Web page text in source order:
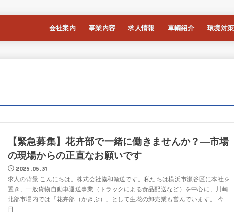
会社案内 事業内容 求人情報 車輌紹介 環境対策
【緊急募集】花卉部で一緒に働きませんか？—市場
の現場からの正直なお願いです
2025.05.31
求人の背景 こんにちは。株式会社協和輸送です。私たちは横浜市瀬谷区に本社を
置き、一般貨物自動車運送事業（トラックによる食品配送など）を中心に、川崎
北部市場内では「花卉部（かきぶ）」として生花の卸売業も営んでいます。 今
日...